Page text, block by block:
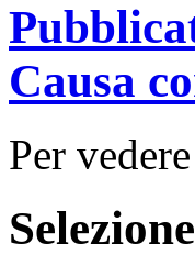
Causa
Per